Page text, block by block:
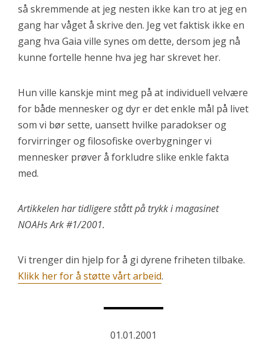
så skremmende at jeg nesten ikke kan tro at jeg en
gang har våget å skrive den. Jeg vet faktisk ikke en
gang hva Gaia ville synes om dette, dersom jeg nå
kunne fortelle henne hva jeg har skrevet her.
Hun ville kanskje mint meg på at individuell velvære
for både mennesker og dyr er det enkle mål på livet
som vi bør sette, uansett hvilke paradokser og
forvirringer og filosofiske overbygninger vi
mennesker prøver å forkludre slike enkle fakta
med.
Artikkelen har tidligere stått på trykk i magasinet
NOAHs Ark #1/2001.
Vi trenger din hjelp for å gi dyrene friheten tilbake.
Klikk her for å støtte vårt arbeid.
01.01.2001